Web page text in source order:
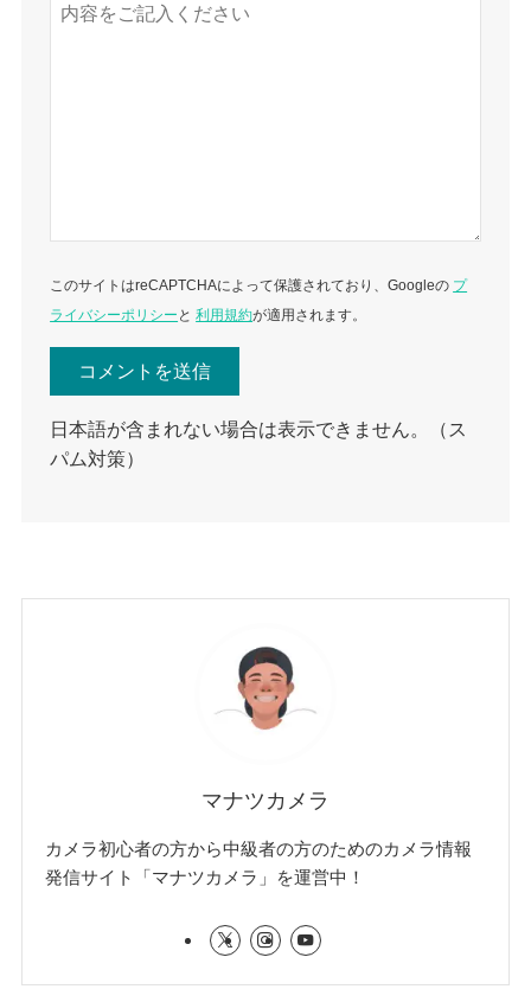
このサイトはreCAPTCHAによって保護されており、Googleの プ
ライバシーポリシー と利用規約が適用されます。
日本語が含まれない場合は表示できません。（ス
パム対策）
マナツカメラ
カメラ初心者の方から中級者の方のためのカメラ情報
発信サイト「マナツカメラ」を運営中！